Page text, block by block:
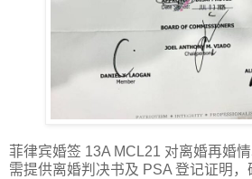
菲律宾婚签 13A MCL21 对离婚再婚
需提供离婚判决书及 PSA 登记证明